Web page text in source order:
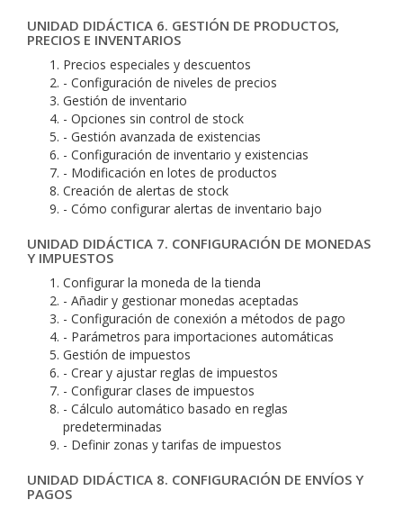
UNIDAD DIDÁCTICA 6. GESTIÓN DE PRODUCTOS,
PRECIOS E INVENTARIOS
Precios especiales y descuentos
- Configuración de niveles de precios
Gestión de inventario
- Opciones sin control de stock
- Gestión avanzada de existencias
- Configuración de inventario y existencias
- Modificación en lotes de productos
Creación de alertas de stock
- Cómo configurar alertas de inventario bajo
UNIDAD DIDÁCTICA 7. CONFIGURACIÓN DE MONEDAS
Y IMPUESTOS
Configurar la moneda de la tienda
- Añadir y gestionar monedas aceptadas
- Configuración de conexión a métodos de pago
- Parámetros para importaciones automáticas
Gestión de impuestos
- Crear y ajustar reglas de impuestos
- Configurar clases de impuestos
- Cálculo automático basado en reglas
predeterminadas
- Definir zonas y tarifas de impuestos
UNIDAD DIDÁCTICA 8. CONFIGURACIÓN DE ENVÍOS Y
PAGOS